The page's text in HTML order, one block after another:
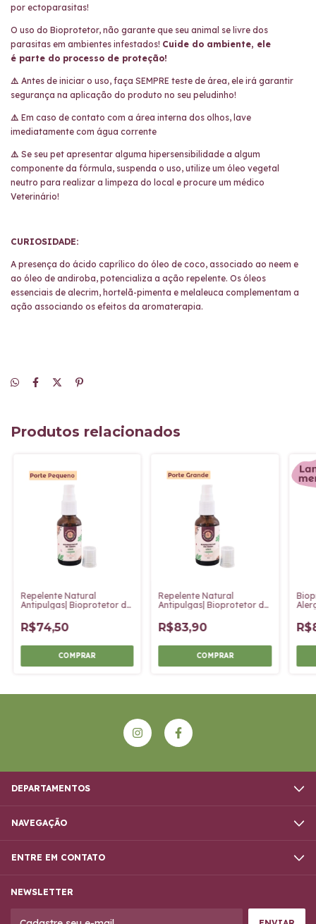
por ectoparasitas!
O uso do Bioprotetor, não garante que seu animal se livre dos
parasitas em ambientes infestados! Cuide do ambiente, ele
é parte do processo de proteção!
⚠️ Antes de iniciar o uso, faça SEMPRE teste de área, ele irá garantir
segurança na aplicação do produto no seu peludinho!
⚠️ Em caso de contato com a área interna dos olhos, lave
imediatamente com água corrente
⚠️ Se seu pet apresentar alguma hipersensibilidade a algum
componente da fórmula, suspenda o uso, utilize um óleo vegetal
neutro para realizar a limpeza do local e procure um médico
Veterinário!
CURIOSIDADE:
A presença do ácido caprílico do óleo de coco, associado ao neem e
ao óleo de andiroba, potencializa a ação repelente. Os óleos
essenciais de alecrim, hortelã-pimenta e melaleuca complementam a
ação associando os efeitos da aromaterapia.
Produtos relacionados
Repelente Natural
Antipulgas| Bioprotetor de
R$74,50
Repelente Natural
Antipulgas| Bioprotetor de
R$83,90
DEPARTAMENTOS
NAVEGAÇÃO
ENTRE EM CONTATO
NEWSLETTER